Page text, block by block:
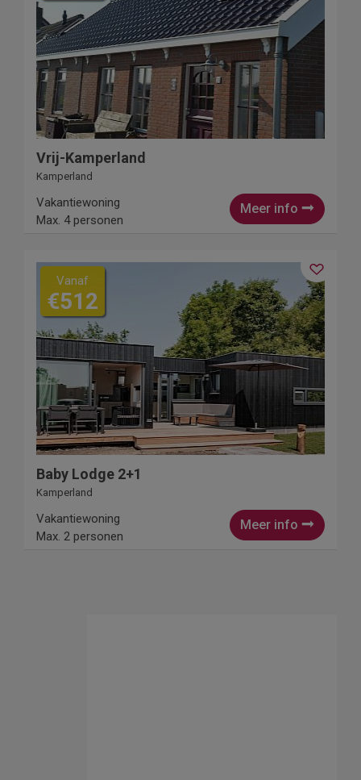
Vrij-Kamperland
Kamperland
Meer info
Vakantiewoning
Max. 4 personen
Vanaf
€512
Baby Lodge 2+1
Kamperland
Meer info
Vakantiewoning
Max. 2 personen